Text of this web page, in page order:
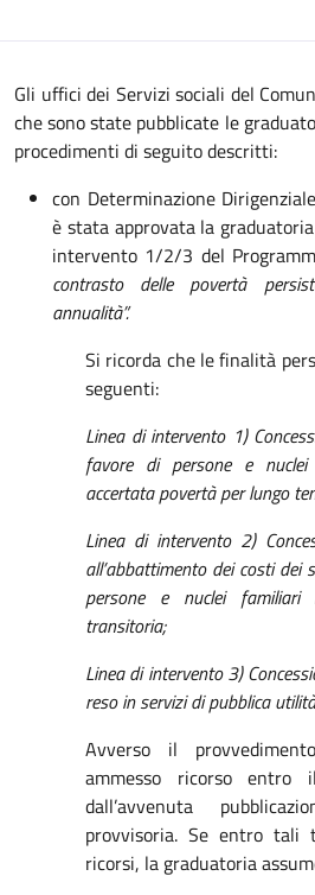
Gli uffici dei Servizi sociali del
che sono state pubblicate le
procedimenti di seguito descritti:
con Determinazione
è stata approvata la
intervento 1/2/3 del
contrasto delle povertà
annualità”.
Si ricorda che le finalità
seguenti:
Linea di intervento 1)
favore di persone e
accertata povertà per lungo
Linea di intervento 2)
all’abbattimento dei costi dei
persone e nuclei
transitoria;
Linea di intervento 3)
reso in servizi di pubblica
Avverso il
ammesso ricorso
dall’avvenuta
provvisoria. Se entro tali
ricorsi, la graduatoria